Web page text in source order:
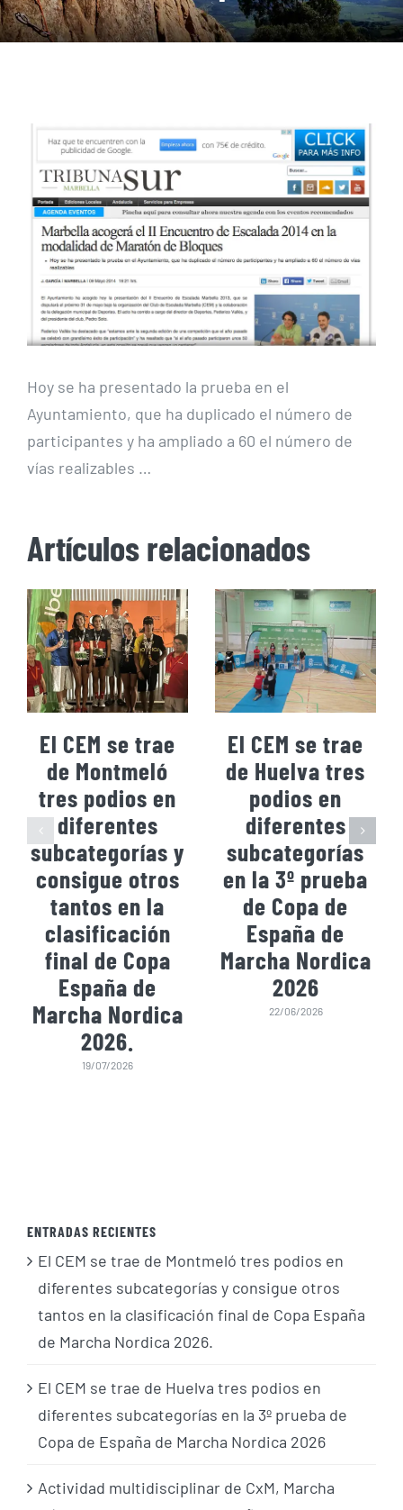
Ver
más
grande
Hoy se ha presentado la prueba en el
Ayuntamiento, que ha duplicado el número de
participantes y ha ampliado a 60 el número de
vías realizables …
Artículos relacionados
El CEM se trae
de Montmeló
tres podios en
diferentes
subcategorías y
consigue otros
tantos en la
clasificación
final de Copa
España de
Marcha Nordica
2026.
19/07/2026
El CEM se trae
de Huelva tres
podios en
diferentes
subcategorías
en la 3º prueba
de Copa de
España de
Marcha Nordica
2026
22/06/2026
ENTRADAS RECIENTES
El CEM se trae de Montmeló tres podios en
diferentes subcategorías y consigue otros
tantos en la clasificación final de Copa España
de Marcha Nordica 2026.
El CEM se trae de Huelva tres podios en
diferentes subcategorías en la 3º prueba de
Copa de España de Marcha Nordica 2026
Actividad multidisciplinar de CxM, Marcha